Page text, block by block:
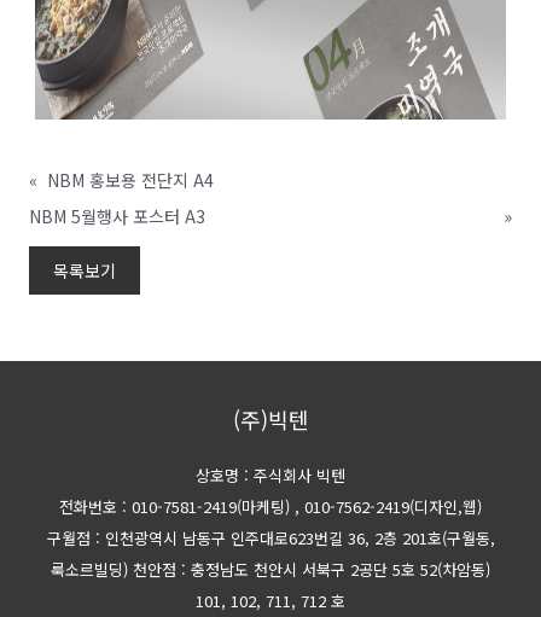
« NBM 홍보용 전단지 A4
NBM 5월행사 포스터 A3
»
목록보기
(주)빅텐
상호명 : 주식회사 빅텐
전화번호 : 010-7581-2419(마케팅) , 010-7562-2419(디자인,웹)
구월점 : 인천광역시 남동구 인주대로623번길 36, 2층 201호(구월동,
룩소르빌딩) 천안점 : 충정남도 천안시 서북구 2공단 5호 52(차암동)
101, 102, 711, 712 호